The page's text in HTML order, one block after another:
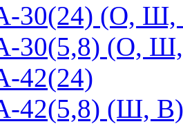
30(24) (О,
30(5,8) (О,
42(24)
42(5,8) (Ш, В)